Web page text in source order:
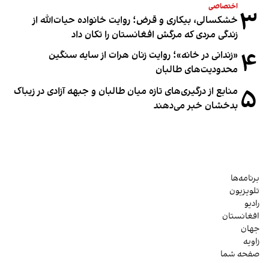
۳ اختصاصی
خشکسالی، بیکاری و قرض؛ روایت خانواده حیات‌الله از
زندگی مردی که مرگش افغانستان را تکان داد
۴ «زندانی در خانه»؛ روایت زنان هرات از سایه سنگین
محدودیت‌های طالبان
۵ منابع از درگیری‌های تازه میان طالبان و جبهه آزادی در زیباک
بدخشان خبر می‌دهند
برنامه‌ها
تلویزیون
رادیو
افغانستان
جهان
زاویه
صفحه شما